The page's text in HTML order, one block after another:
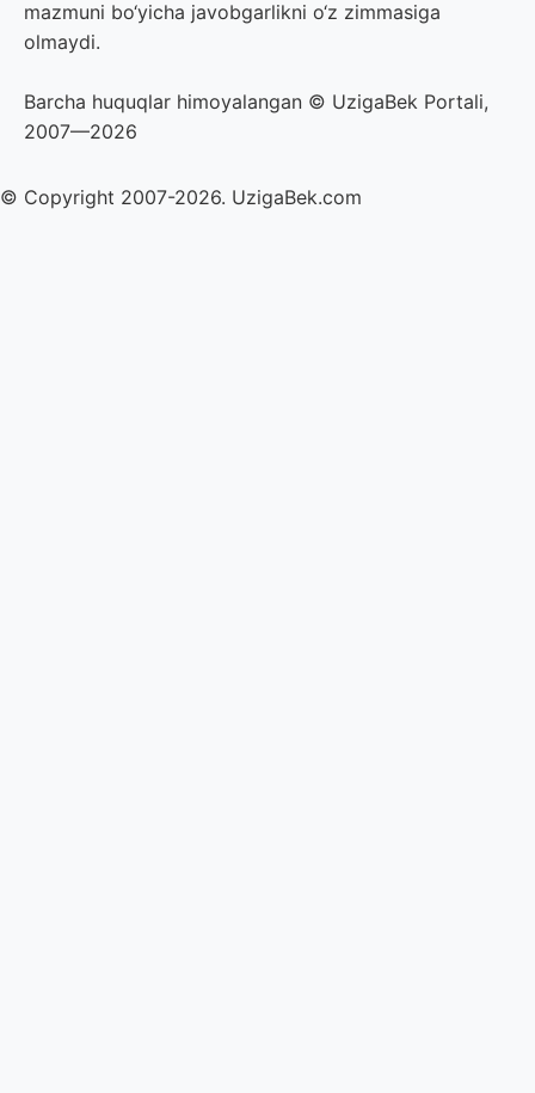
mazmuni bo‘yicha javobgarlikni o‘z zimmasiga
olmaydi.
Barcha huquqlar himoyalangan © UzigaBek Portali,
2007—2026
© Copyright 2007-2026. UzigaBek.com